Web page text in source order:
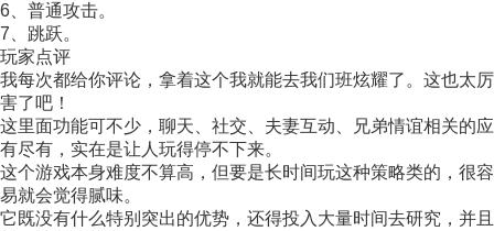
6、普通攻击。
7、跳跃。
玩家点评
我每次都给你评论，拿着这个我就能去我们班炫耀了。这也太厉
害了吧！
这里面功能可不少，聊天、社交、夫妻互动、兄弟情谊相关的应
有尽有，实在是让人玩得停不下来。
这个游戏本身难度不算高，但要是长时间玩这种策略类的，很容
易就会觉得腻味。
它既没有什么特别突出的优势，还得投入大量时间去研究，并且